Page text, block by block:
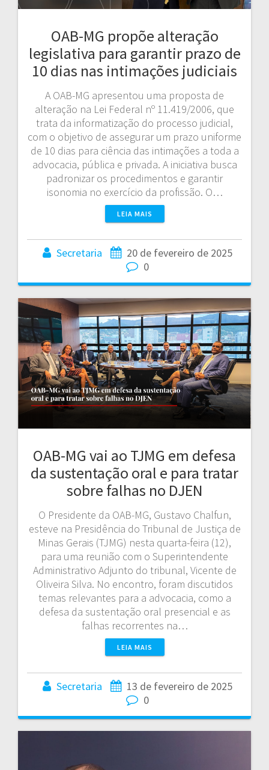
OAB-MG propõe alteração
legislativa para garantir prazo de
10 dias nas intimações judiciais
A OAB-MG apresentou uma proposta de
alteração na Lei Federal nº 11.419/2006, que
trata da informatização do processo judicial,
com o objetivo de assegurar um prazo uniforme
de 10 dias para ciência das intimações a toda a
advocacia, pública e privada. A iniciativa busca
padronizar os procedimentos e garantir
isonomia no exercício da profissão. O…
LEIA MAIS
Secretaria
20 de fevereiro de 2025
0
OAB-MG vai ao TJMG em defesa
da sustentação oral e para tratar
sobre falhas no DJEN
O Presidente da OAB-MG, Gustavo Chalfun,
esteve na Presidência do Tribunal de Justiça de
Minas Gerais (TJMG) nesta quarta-feira (12),
para uma reunião com o Superintendente
Administrativo Adjunto do tribunal, Vicente de
Oliveira Silva. No encontro, foram discutidos
temas relevantes para a advocacia, como a
defesa da sustentação oral presencial e as
falhas recorrentes na…
LEIA MAIS
Secretaria
13 de fevereiro de 2025
0